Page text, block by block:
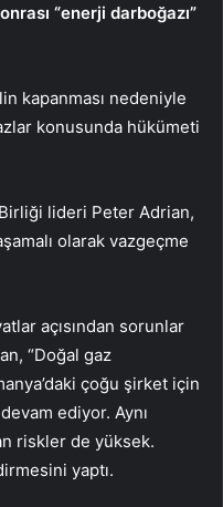
“enerji darboğazı”
kapanması nedeniyle
konusunda hükümeti
lideri Peter Adrian,
olarak vazgeçme
açısından sorunlar
“Doğal gaz
çoğu şirket için
ediyor. Aynı
riskler de yüksek.
yaptı.